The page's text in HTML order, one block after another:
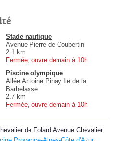
Stade nautique
Avenue Pierre de Coubertin
2.1 km
Fermée, ouvre demain à 10h
Piscine olympique
Allée Antoine Pinay Ile de la
Barhelasse
2.7 km
Fermée, ouvre demain à 10h
de Folard Avenue Chevalier